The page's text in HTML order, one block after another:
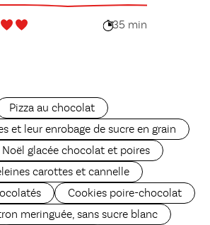
35 min
Pizza au chocolat
et leur enrobage de sucre en grain
Noël glacée chocolat et poires
carottes et cannelle
Cookies poire-chocolat
meringuée, sans sucre blanc